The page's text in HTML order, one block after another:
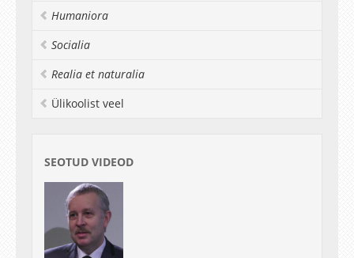
sotsiaalse suhtluse
Humaniora
Socialia
Realia et naturalia
Ülikoolist veel
SEOTUD VIDEOD